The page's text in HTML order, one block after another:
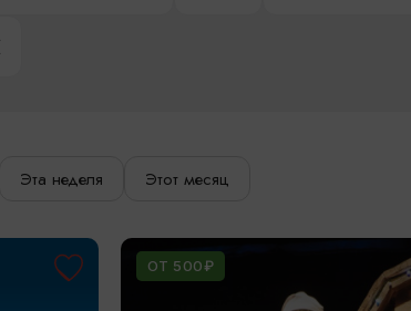
Эта неделя Этот месяц
ОТ 500₽